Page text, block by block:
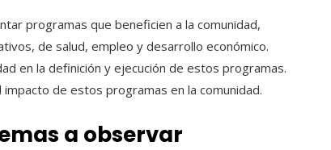
programas que beneficien a la comunidad,
de salud, empleo y desarrollo económico.
en la definición y ejecución de estos programas.
impacto de estos programas en la comunidad.
a observar